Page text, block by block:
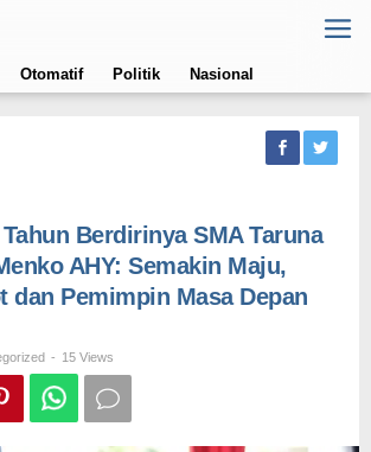
Otomatif Politik Nasional
Berdirinya SMA Taruna
AHY: Semakin Maju,
dan Pemimpin Masa Depan
- 15 Views